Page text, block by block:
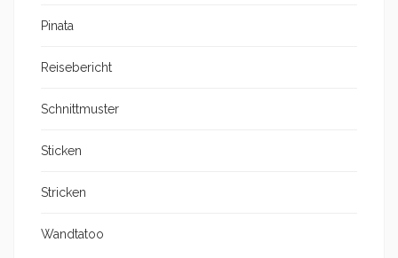
Pinata
Reisebericht
Schnittmuster
Sticken
Stricken
Wandtatoo